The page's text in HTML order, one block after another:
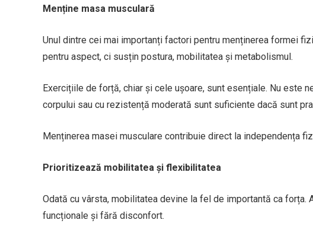
Menține masa musculară
Unul dintre cei mai importanți factori pentru menținerea formei
pentru aspect, ci susțin postura, mobilitatea și metabolismul.
Exercițiile de forță, chiar și cele ușoare, sunt esențiale. Nu este
corpului sau cu rezistență moderată sunt suficiente dacă sunt
Menținerea masei musculare contribuie direct la independența
Prioritizează mobilitatea și flexibilitatea
Odată cu vârsta, mobilitatea devine la fel de importantă ca forța.
funcționale și fără disconfort.